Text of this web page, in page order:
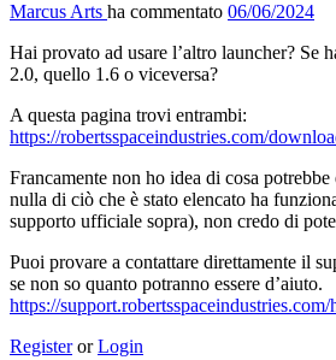
Marcus Arts ha commentato 06/06/2024
Hai provato ad usare l’altro launcher? Se
2.0, quello 1.6 o viceversa?
A questa pagina trovi entrambi:
https://robertsspaceindustries.com/
Francamente non ho idea di cosa potrebbe
nulla di ciò che è stato elencato ha
supporto ufficiale sopra), non credo di
Puoi provare a contattare direttamente il
se non so quanto potranno essere d’aiuto.
https://support.robertsspaceindustries.com/
Register or Login